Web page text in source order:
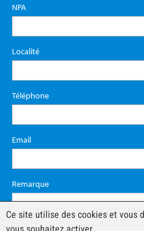
NPA
Localité
Téléphone
Email
Remarque
Ce site utilise des cookies et vous